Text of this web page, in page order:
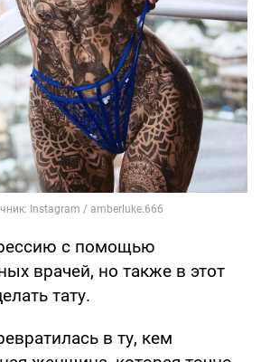
с помощью
врачей, но также в этот
тату.
в ту, кем